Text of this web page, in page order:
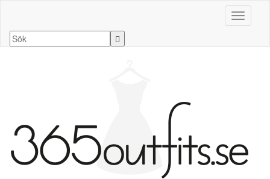
Slå på/